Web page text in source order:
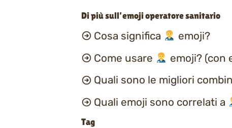
Di più sull’emoji operatore sanitario
Cosa significa
emoji?
Come usare
emoji? (con
Quali sono le migliori
Quali emoji sono correlati a
Tag